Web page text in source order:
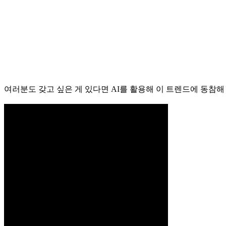
여러분도 갖고 싶은 게 있다면 AI를 활용해 이 트렌드에 동참